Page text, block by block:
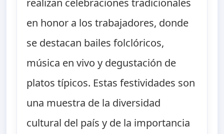
realizan celebraciones tradicionales
en honor a los trabajadores, donde
se destacan bailes folclóricos,
música en vivo y degustación de
platos típicos. Estas festividades son
una muestra de la diversidad
cultural del país y de la importancia